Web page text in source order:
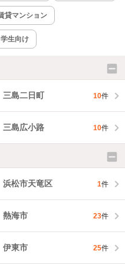
貸マンション
生向け
三島二日町 10件
三島広小路 10件
浜松市天竜区 1件
熱海市 23件
伊東市 25件